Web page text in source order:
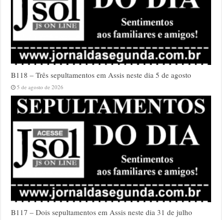
B118 – Três sepultamentos em Assis neste dia 5 de agosto
5 de agosto de 2026
B117 – Dois sepultamentos em Assis neste dia 31 de julho